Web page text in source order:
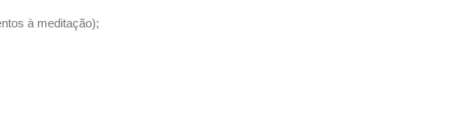
à meditação);